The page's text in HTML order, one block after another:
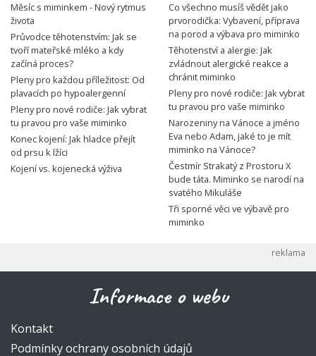
Měsíc s miminkem - Nový rytmus
života
Průvodce těhotenstvím: Jak se
tvoří mateřské mléko a kdy
začíná proces?
Pleny pro každou příležitost: Od
plavacích po hypoalergenní
Pleny pro nové rodiče: Jak vybrat
tu pravou pro vaše miminko
Konec kojení: Jak hladce přejít
od prsu k lžíci
Kojení vs. kojenecká výživa
Co všechno musíš vědět jako
prvorodička: Vybavení, příprava
na porod a výbava pro miminko
Těhotenství a alergie: Jak
zvládnout alergické reakce a
chránit miminko
Pleny pro nové rodiče: Jak vybrat
tu pravou pro vaše miminko
Narozeniny na Vánoce a jméno
Eva nebo Adam, jaké to je mít
miminko na Vánoce?
Čestmír Strakatý z Prostoru X
bude táta. Miminko se narodí na
svatého Mikuláše
Tři sporné věci ve výbavě pro
miminko
Informace o webu
Kontakt
Podmínky ochrany osobních údajů